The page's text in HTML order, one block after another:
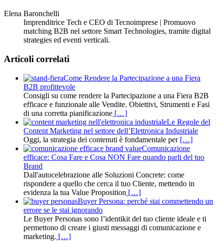
Elena Baronchelli
Imprenditrice Tech e CEO di Tecnoimprese | Promuovo
matching B2B nel settore Smart Technologies, tramite digital
strategies ed eventi verticali.
Articoli correlati
Come Rendere la Partecipazione a una Fiera
B2B profittevole
Consigli su come rendere la Partecipazione a una Fiera B2B
efficace e funzionale alle Vendite. Obiettivi, Strumenti e Fasi
di una corretta pianificazione […]
Le Regole del
Content Marketing nel settore dell’Elettronica Industriale
Oggi, la strategia dei contenuti è fondamentale per […]
Comunicazione
efficace: Cosa Fare e Cosa NON Fare quando parli del tuo
Brand
Dall'autocelebrazione alle Soluzioni Concrete: come
rispondere a quello che cerca il tuo Cliente, mettendo in
evidenza la tua Value Proposition […]
Buyer Persona: perché stai commettendo un
errore se le stai ignorando
Le Buyer Personas sono l’identikit del tuo cliente ideale e ti
permettono di creare i giusti messaggi di comunicazione e
marketing. […]